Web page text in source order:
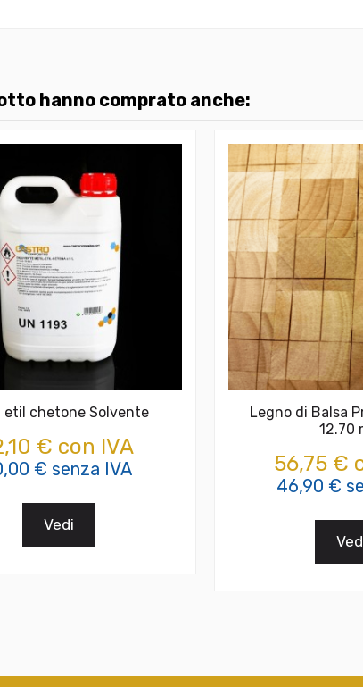
hanno comprato anche:
etil chetone Solvente
€ con IVA
€ senza IVA
Vedi
Legno di Balsa
12.70
56,75 €
46,90 €